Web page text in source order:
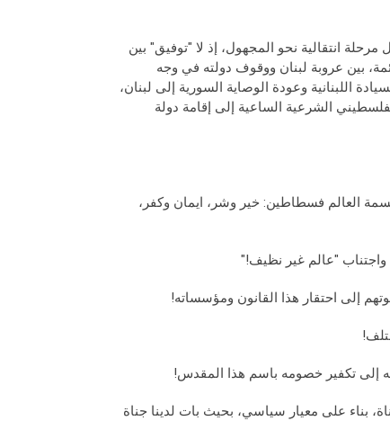
انتقالية نحو المجهول، إذ لا "توفيق" بين
بين عروبة لبنان ووقوف دولته في وجه
اللبنانية وعودة الوصاية السورية إلى لبنان،
الشرعية الساعية إلى إقامة دولة
العالم فسطاطين: خير وشر، ايمان وكفر،
واجتناب "عالم غير نظيف!"
إلى احتقار هذا القانون ومؤسساته!
إلى تكفير خصومه باسم هذا المقدس!
بناء على معيار سياسي، بحيث بات لدينا جناة